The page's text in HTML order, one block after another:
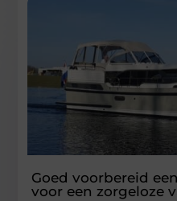
Goed voorbereid
voor een zorgeloze